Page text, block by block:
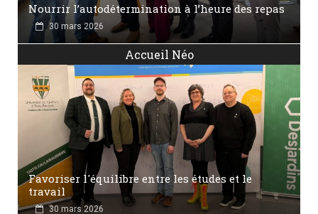
Nourrir l’autodétermination à l’heure des repas
30 mars 2026
Accueil Néo
Favoriser l'équilibre entre les études et le
travail
30 mars 2026